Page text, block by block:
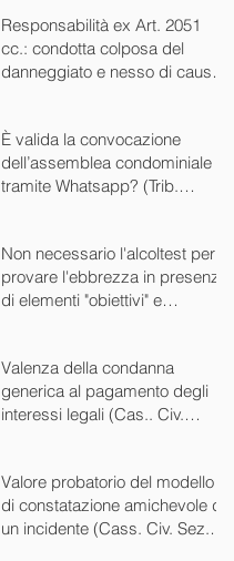
Responsabilità ex Art. 2051
cc.: condotta colposa del
danneggiato e nesso di causa
È valida la convocazione
dell’assemblea condominiale
tramite Whatsapp? (Trib.
Non necessario l'alcoltest per
provare l'ebbrezza in presenza
di elementi "obiettivi" e
Valenza della condanna
generica al pagamento degli
interessi legali (Cas.. Civ.
Valore probatorio del modello
di constatazione amichevole di
un incidente (Cass. Civ. Sez. III